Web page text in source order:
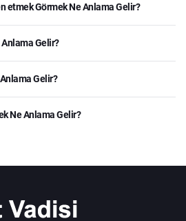
etmek Görmek Ne Anlama Gelir?
Gelir?
Gelir?
Ne Anlama Gelir?